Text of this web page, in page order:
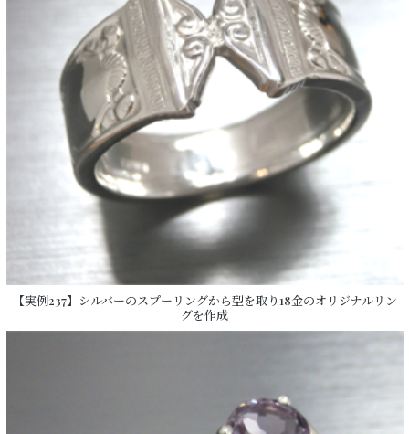
【実例237】シルバーのスプーリングから型を取り18金のオリジナルリン
グを作成